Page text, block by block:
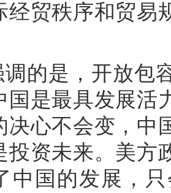
经贸秩序和贸易
调的是，开放包
国是最具发展活
决心不会变，中
投资未来。美方
中国的发展，